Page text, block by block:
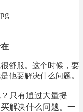
舒服。这个时候，要
他要解决什么问题。
只有通过大量提
解决什么问题。一